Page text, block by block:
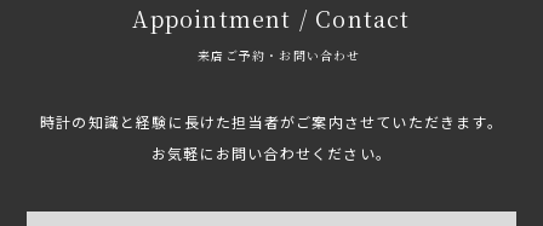
Appointment / Contact
来店ご予約・お問い合わせ
時計の知識と経験に長けた担当者がご案内させていただきます。
お気軽にお問い合わせください。